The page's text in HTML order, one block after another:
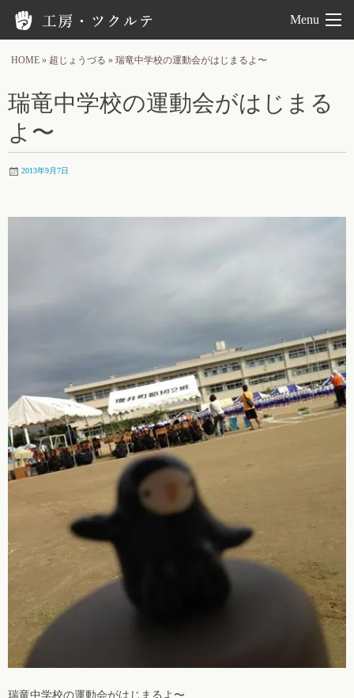
Menu
HOME » 超じょうづる » 瑞竜中学校の運動会がはじまるよ〜
瑞竜中学校の運動会がはじまる
よ〜
2013年9月7日
瑞竜中学校の運動会がはじまるよ〜